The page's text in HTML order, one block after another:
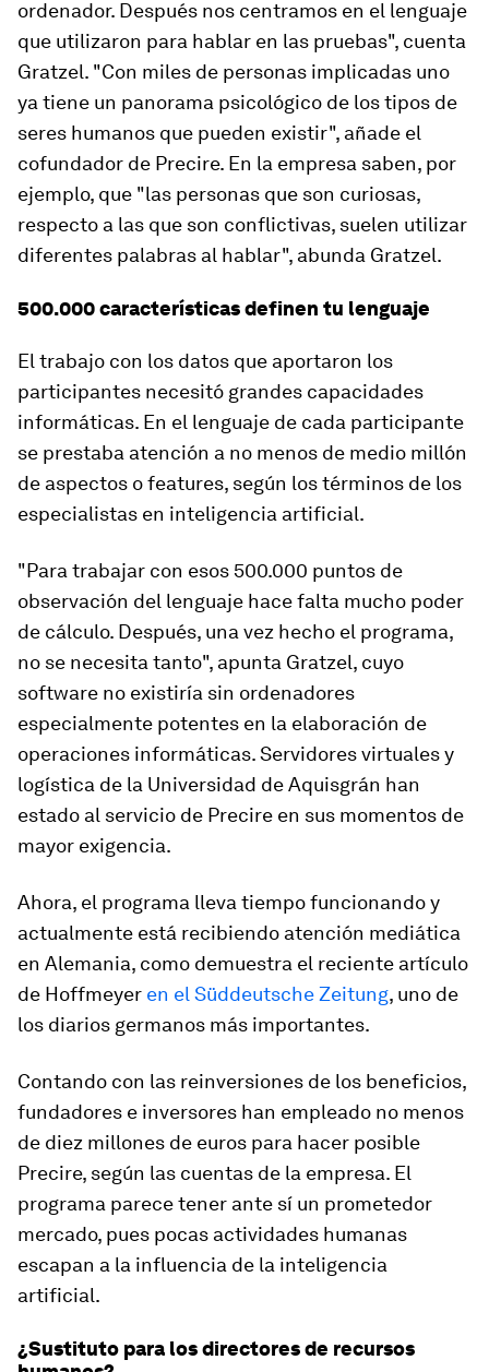
ordenador. Después nos centramos en el lenguaje
que utilizaron para hablar en las pruebas", cuenta
Gratzel. "Con miles de personas implicadas uno
ya tiene un panorama psicológico de los tipos de
seres humanos que pueden existir", añade el
cofundador de Precire. En la empresa saben, por
ejemplo, que "las personas que son curiosas,
respecto a las que son conflictivas, suelen utilizar
diferentes palabras al hablar", abunda Gratzel.
500.000 características definen tu lenguaje
El trabajo con los datos que aportaron los
participantes necesitó grandes capacidades
informáticas. En el lenguaje de cada participante
se prestaba atención a no menos de medio millón
de aspectos ofeatures, según los términos de los
especialistas en inteligencia artificial.
"Para trabajar con esos 500.000 puntos de
observación del lenguaje hace falta mucho poder
de cálculo. Después, una vez hecho el programa,
no se necesita tanto", apunta Gratzel, cuyo
software no existiría sin ordenadores
especialmente potentes en la elaboración de
operaciones informáticas. Servidores virtuales y
logística de la Universidad de Aquisgrán han
estado al servicio de Precire en sus momentos de
mayor exigencia.
Ahora, el programa lleva tiempo funcionando y
actualmente está recibiendo atención mediática
en Alemania, como demuestra el reciente artículo
de Hoffmeyer en el Süddeutsche Zeitung, uno de
los diarios germanos más importantes.
Contando con las reinversiones de los beneficios,
fundadores e inversores han empleado no menos
de diez millones de euros para hacer posible
Precire, según las cuentas de la empresa. El
programa parece tener ante sí un prometedor
mercado, pues pocas actividades humanas
escapan a la influencia de la inteligencia
artificial.
¿Sustituto para los directores de recursos